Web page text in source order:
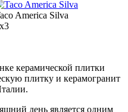
America Silva
керамической плитки
плитку и керамогранит
день является одним